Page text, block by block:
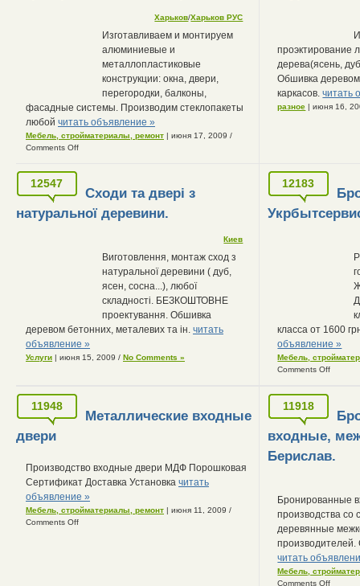
Харьков/Харьков РУС
Изготавливаем и монтируем
алюминиевые и
металлопластиковые
конструкции: окна, двери,
перегородки, балконы,
фасадные системы. Производим стеклопакеты
любой читать объявление »
Мебель, стройматериалы, ремонт | июня 17, 2009 /
Comments Off
проэктирование
дерева(ясень,
Обшивка
каркасов.читать
разное | июня 16,
12547
Сходи та двері з
натуральної деревини.
Киев
Виготовлення, монтаж сход з
натуральної деревини ( дуб,
ясен, сосна...), любої
складності. БЕЗКОШТОВНЕ
проектування. Обшивка
деревом бетонних, металевих та ін. читать
объявление »
Услуги | июня 15, 2009 / No Comments »
12183
класса от 1600
объявление »
Мебель,
Comments Off
11948
Металлические входные
двери
Производство входные двери МДФ Порошковая
Сертификат Доставка Установка читать
объявление »
Мебель, стройматериалы, ремонт | июня 11, 2009 /
Comments Off
11918
входные,
Берислав.
Бронированные
производства со
деревянные
читать
Мебель,
Comments Off